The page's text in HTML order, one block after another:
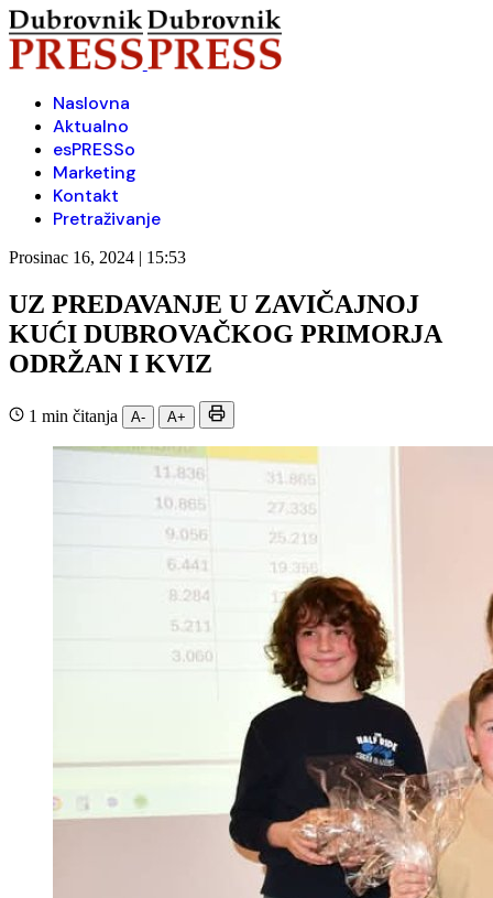
Naslovna
Aktualno
esPRESSo
Marketing
Kontakt
Pretraživanje
Prosinac 16, 2024 | 15:53
UZ PREDAVANJE U ZAVIČAJNOJ
KUĆI DUBROVAČKOG PRIMORJA
ODRŽAN I KVIZ
1 min čitanja A- A+